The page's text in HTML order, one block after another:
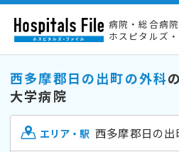
病院・総合病
ホスピタルズ
西多摩郡日の出町の外科
大学病院
エリア・駅 西多摩郡日の出